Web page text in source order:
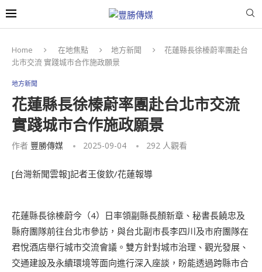
Home 在地焦點 地方新聞
花蓮縣長徐榛蔚率團赴台
北市交流 實踐城市合作施政願景
地方新聞
花蓮縣長徐榛蔚率團赴台北市交流
實踐城市合作施政願景
作者 豐勝傳媒 2025-09-04 292 人觀看
[台灣新聞雲報]記者王俊欽/花蓮報導
花蓮縣長徐榛蔚今（4）日率領副縣長顏新章、秘書長饒忠及
縣府團隊前往台北市參訪，與台北副市長李四川及市府團隊在
君悅酒店舉行城市交流會議。雙方針對城市治理、觀光發展、
交通建設及永續環境等面向進行深入座談，盼能透過跨縣市合